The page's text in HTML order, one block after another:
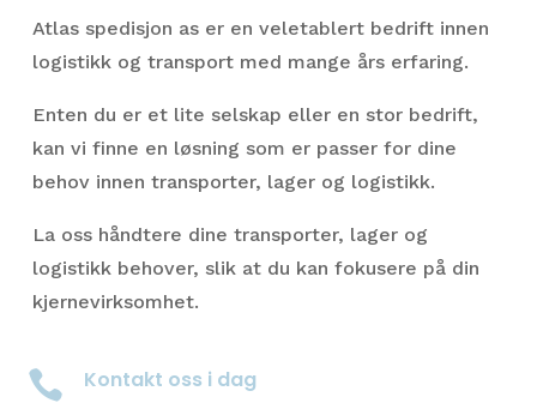
Atlas spedisjon as er en veletablert bedrift innen
logistikk og transport med mange års erfaring.
Enten du er et lite selskap eller en stor bedrift,
kan vi finne en løsning som er passer for dine
behov innen transporter, lager og logistikk.
La oss håndtere dine transporter, lager og
logistikk behover, slik at du kan fokusere på din
kjernevirksomhet.
 Kontakt oss i dag